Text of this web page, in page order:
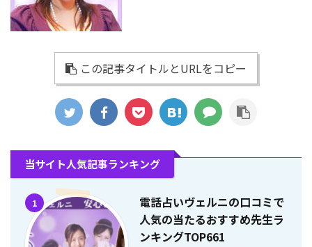
この記事タイトルとURLをコピー
当サイト人気記事ランキング
1
電話占いヴェルニの口コミで
人気の当たるおすすめ先生ラ
ンキングTOP661